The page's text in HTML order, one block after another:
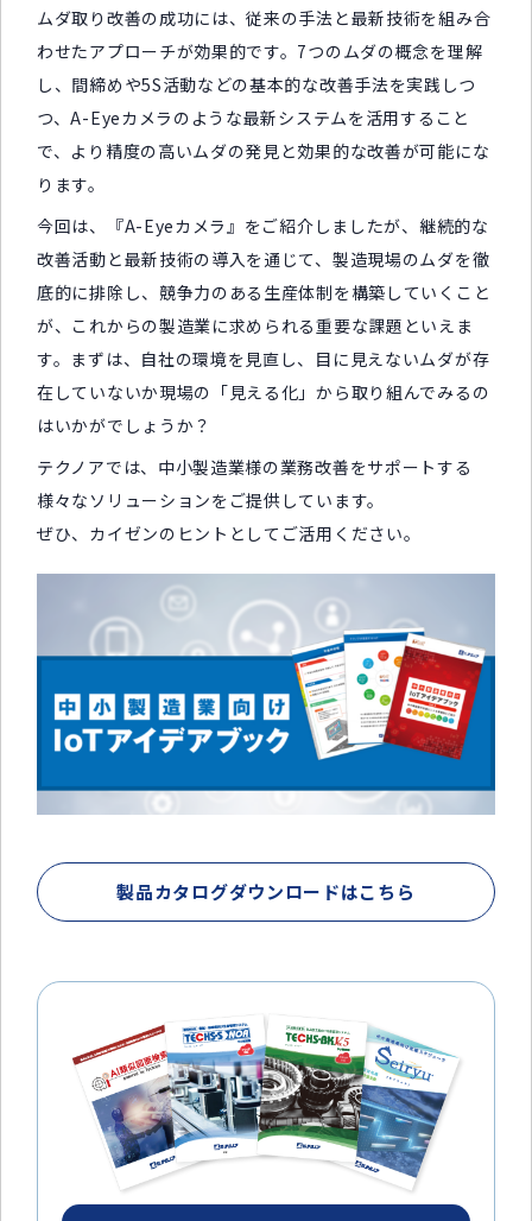
ムダ取り改善の成功には、従来の手法と最新技術を組み合
わせたアプローチが効果的です。7つのムダの概念を理解
し、間締めや5S活動などの基本的な改善手法を実践しつ
つ、A-Eyeカメラのような最新システムを活用すること
で、より精度の高いムダの発見と効果的な改善が可能にな
ります。
今回は、『A-Eyeカメラ』をご紹介しましたが、継続的な
改善活動と最新技術の導入を通じて、製造現場のムダを徹
底的に排除し、競争力のある生産体制を構築していくこと
が、これからの製造業に求められる重要な課題といえま
す。まずは、自社の環境を見直し、目に見えないムダが存
在していないか現場の「見える化」から取り組んでみるの
はいかがでしょうか？
テクノアでは、中小製造業様の業務改善をサポートする
様々なソリューションをご提供しています。
ぜひ、カイゼンのヒントとしてご活用ください。
製品カタログダウンロードはこちら